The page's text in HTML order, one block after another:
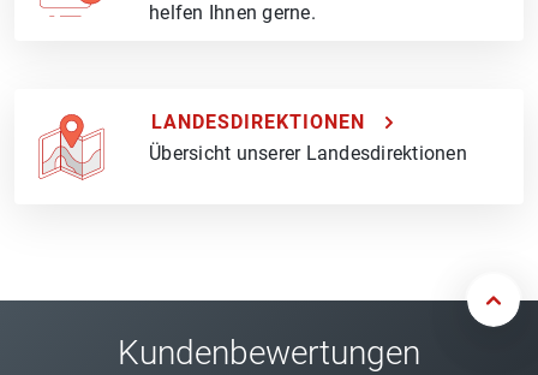
helfen Ihnen gerne.
LANDESDIREKTIONEN
Übersicht unserer Landesdirektionen
Kundenbewertungen